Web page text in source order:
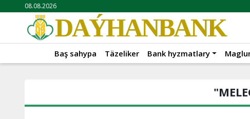
08.08.2026
DAÝHANBANK
Baş sahypa Täzeliker Bank hyzmatlary